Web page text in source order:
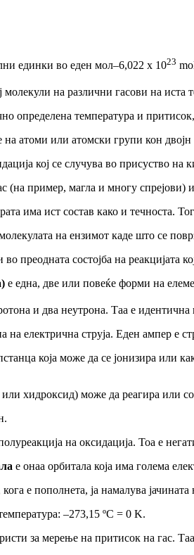
единки во еден мол–6,022 х 1023
ј молекули на различни гасови на иста
определена температура и
атоми или атомски групи кон двојн
кој се случува во присуство на
(на пример, магла и многу
има ист состав како и течноста.
на ензимот каде што се
во преодната состојба на реакцијата
е една, две или повеќе форми на
и два неутрона. Таа е
на електрична струја. Еден ампер е
која може да се јонизира или
хидроксид) може да реагира или
на оксидација. Тоа е
е онаа орбитала која има голема
кога е пополнета, ја намалува
–273,15 ºС = 0 K.
за мерење на притисок на гас.